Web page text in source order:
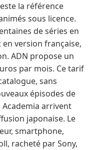
la référence
sous licence.
de séries en
version française,
ADN propose un
par mois. Ce tarif
sans
épisodes de
arrivent
japonaise. Le
smartphone,
racheté par Sony,